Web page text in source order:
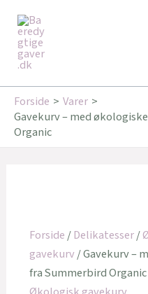
indholdet
Forside
Varer
Gavekurv – med
Organic
Forside/Delikatesser/
gavekurv/ Gavekurv –
fra Summerbird Organic